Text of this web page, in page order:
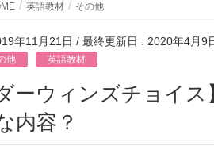
英語教材 その他
年11月21日 / 最終更新日 : 2020年4月9
他 英語教材
るカードゲーム！ど
内容？